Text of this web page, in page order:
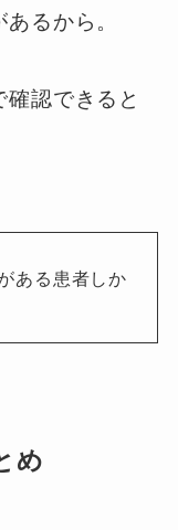
るから。
認できると
ある患者しか
め